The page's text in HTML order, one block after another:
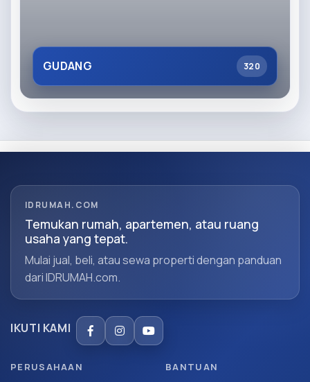
GUDANG 320
IDRUMAH.COM
Temukan rumah, apartemen, atau ruang
usaha yang tepat.
Mulai jual, beli, atau sewa properti dengan panduan
dari IDRUMAH.com.
IKUTI KAMI
PERUSAHAAN BANTUAN